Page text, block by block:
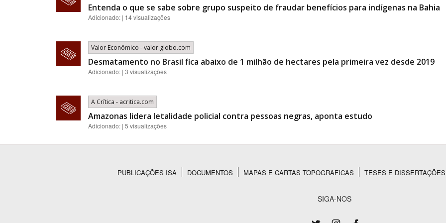
Entenda o que se sabe sobre grupo suspeito de fraudar benefícios para indígenas na Bahia
Adicionado: | 14 visualizações
Valor Econômico - valor.globo.com
Desmatamento no Brasil fica abaixo de 1 milhão de hectares pela primeira vez desde 2019
Adicionado: | 3 visualizações
A Crítica - acritica.com
Amazonas lidera letalidade policial contra pessoas negras, aponta estudo
Adicionado: | 5 visualizações
PUBLICAÇÕES ISA DOCUMENTOS MAPAS E CARTAS TOPOGRAFICAS TESES E DISSERTAÇÕES
SIGA-NOS